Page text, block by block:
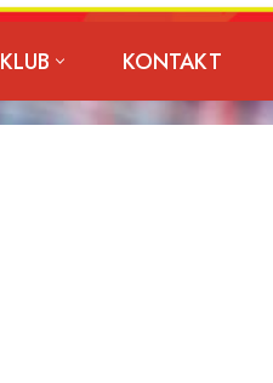
KLUB KONTAKT